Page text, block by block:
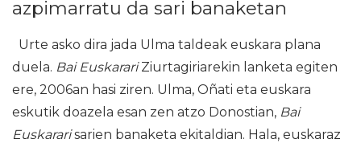
azpimarratu da sari banaketan
Urte asko dira jada Ulma taldeak euskara plana
duela. Bai EuskarariZiurtagiriarekin lanketa egiten
ere, 2006an hasi ziren. Ulma, Oñati eta euskara
eskutik doazela esan zen atzo Donostian, Bai
Euskararisarien banaketa ekitaldian. Hala, euskaraz